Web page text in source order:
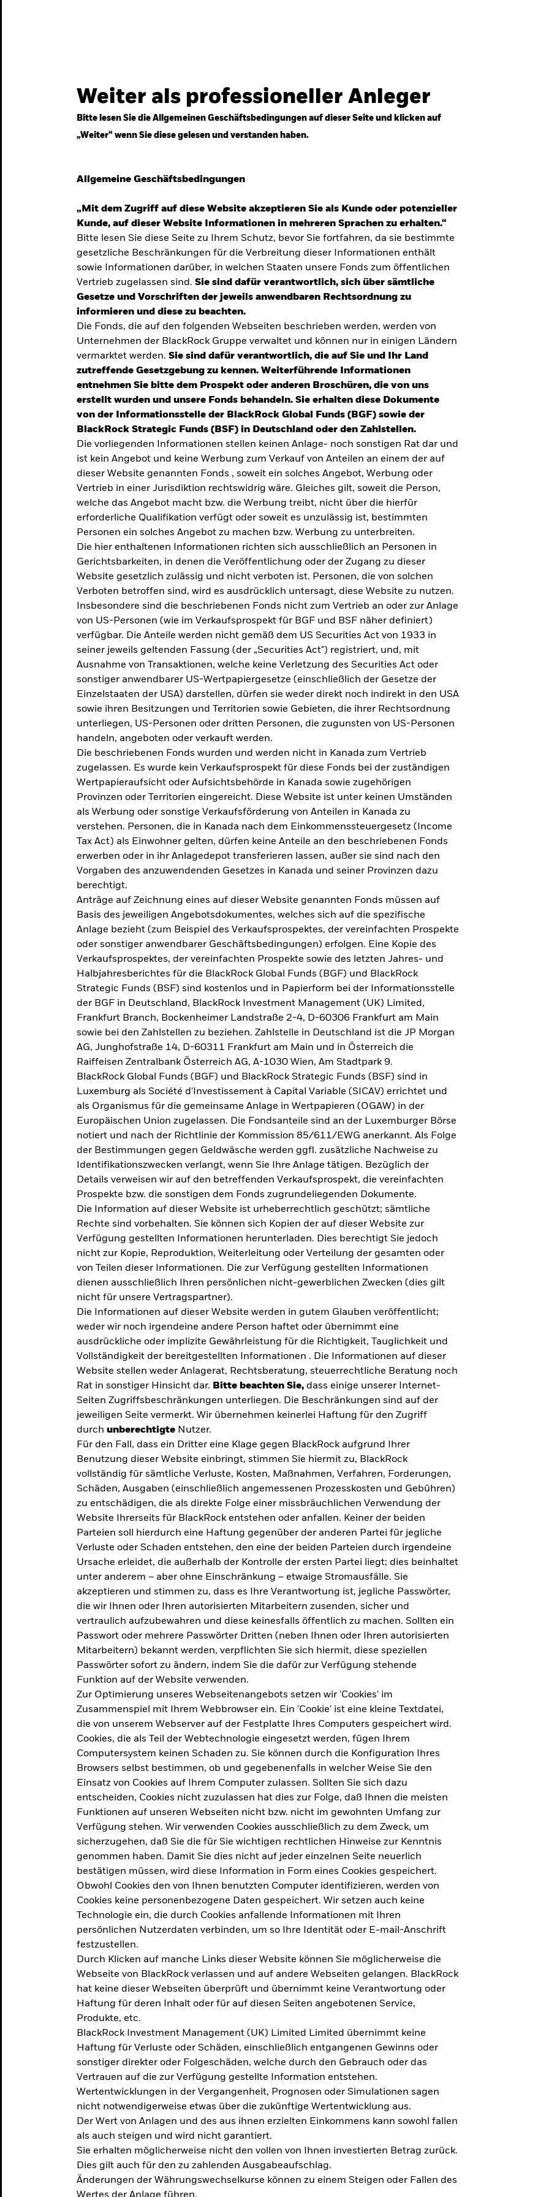
TRENDS & IDEEN
Entdecken Sie unsere
makroökonomischen
Einschätzungen und Anlageideen.
Aktuelle Einschätzungen
UMFRAGE ZUR ALTERSVORSORGE 2025
Realitätscheck Altersvorsorge. Wie
steht es um Ihre Altersvorsorge?
Zu den Ergebnissen
Die
in
das am
verfolgt das
demografische und
Vorschläge, um das
Den Bericht für Deutschland herunterladen
Den Bericht für Europa herunterladen
Weiter als professioneller Anleger
Bitte lesen Sie die Allgemeinen Geschäftsbedingungen auf dieser Seite und klicken auf
„Weiter“ wenn Sie diese gelesen und verstanden haben.
Allgemeine Geschäftsbedingungen
„Mit dem Zugriff auf diese Website akzeptieren Sie als Kunde oder potenzieller
Kunde, auf dieser Website Informationen in mehreren Sprachen zu erhalten.“
Bitte lesen Sie diese Seite zu Ihrem Schutz, bevor Sie fortfahren, da sie bestimmte
gesetzliche Beschränkungen für die Verbreitung dieser Informationen enthält
sowie Informationen darüber, in welchen Staaten unsere Fonds zum öffentlichen
Vertrieb zugelassen sind. Sie sind dafür verantwortlich, sich über sämtliche
Gesetze und Vorschriften der jeweils anwendbaren Rechtsordnung zu
informieren und diese zu beachten.
Die Fonds, die auf den folgenden Webseiten beschrieben werden, werden von
Unternehmen der BlackRock Gruppe verwaltet und können nur in einigen Ländern
vermarktet werden. Sie sind dafür verantwortlich, die auf Sie und Ihr Land
zutreffende Gesetzgebung zu kennen. Weiterführende Informationen
entnehmen Sie bitte dem Prospekt oder anderen Broschüren, die von uns
erstellt wurden und unsere Fonds behandeln. Sie erhalten diese Dokumente
von der Informationsstelle der BlackRock Global Funds (BGF) sowie der
BlackRock Strategic Funds (BSF) in Deutschland oder den Zahlstellen.
Die vorliegenden Informationen stellen keinen Anlage- noch sonstigen Rat dar und
ist kein Angebot und keine Werbung zum Verkauf von Anteilen an einem der auf
dieser Website genannten Fonds , soweit ein solches Angebot, Werbung oder
Vertrieb in einer Jurisdiktion rechtswidrig wäre. Gleiches gilt, soweit die Person,
welche das Angebot macht bzw. die Werbung treibt, nicht über die hierfür
erforderliche Qualifikation verfügt oder soweit es unzulässig ist, bestimmten
Personen ein solches Angebot zu machen bzw. Werbung zu unterbreiten.
Die hier enthaltenen Informationen richten sich ausschließlich an Personen in
Gerichtsbarkeiten, in denen die Veröffentlichung oder der Zugang zu dieser
Website gesetzlich zulässig und nicht verboten ist. Personen, die von solchen
Verboten betroffen sind, wird es ausdrücklich untersagt, diese Website zu nutzen.
Insbesondere sind die beschriebenen Fonds nicht zum Vertrieb an oder zur Anlage
von US-Personen (wie im Verkaufsprospekt für BGF und BSF näher definiert)
verfügbar. Die Anteile werden nicht gemäß dem US Securities Act von 1933 in
seiner jeweils geltenden Fassung (der „Securities Act") registriert, und, mit
Ausnahme von Transaktionen, welche keine Verletzung des Securities Act oder
sonstiger anwendbarer US-Wertpapiergesetze (einschließlich der Gesetze der
Einzelstaaten der USA) darstellen, dürfen sie weder direkt noch indirekt in den USA
sowie ihren Besitzungen und Territorien sowie Gebieten, die ihrer Rechtsordnung
unterliegen, US-Personen oder dritten Personen, die zugunsten von US-Personen
handeln, angeboten oder verkauft werden.
Die beschriebenen Fonds wurden und werden nicht in Kanada zum Vertrieb
zugelassen. Es wurde kein Verkaufsprospekt für diese Fonds bei der zuständigen
Wertpapieraufsicht oder Aufsichtsbehörde in Kanada sowie zugehörigen
Provinzen oder Territorien eingereicht. Diese Website ist unter keinen Umständen
als Werbung oder sonstige Verkaufsförderung von Anteilen in Kanada zu
verstehen. Personen, die in Kanada nach dem Einkommenssteuergesetz (Income
Tax Act) als Einwohner gelten, dürfen keine Anteile an den beschriebenen Fonds
erwerben oder in ihr Anlagedepot transferieren lassen, außer sie sind nach den
Vorgaben des anzuwendenden Gesetzes in Kanada und seiner Provinzen dazu
berechtigt.
Anträge auf Zeichnung eines auf dieser Website genannten Fonds müssen auf
Basis des jeweiligen Angebotsdokumentes, welches sich auf die spezifische
Anlage bezieht (zum Beispiel des Verkaufsprospektes, der vereinfachten Prospekte
oder sonstiger anwendbarer Geschäftsbedingungen) erfolgen. Eine Kopie des
Verkaufsprospektes, der vereinfachten Prospekte sowie des letzten Jahres- und
Halbjahresberichtes für die BlackRock Global Funds (BGF) und BlackRock
Strategic Funds (BSF) sind kostenlos und in Papierform bei der Informationsstelle
der BGF in Deutschland, BlackRock Investment Management (UK) Limited,
Frankfurt Branch, Bockenheimer Landstraße 2-4, D-60306 Frankfurt am Main
sowie bei den Zahlstellen zu beziehen. Zahlstelle in Deutschland ist die JP Morgan
AG, Junghofstraße 14, D-60311 Frankfurt am Main und in Österreich die
Raiffeisen Zentralbank Österreich AG, A-1030 Wien, Am Stadtpark 9.
BlackRock Global Funds (BGF) und BlackRock Strategic Funds (BSF) sind in
Luxemburg als Société d'Investissement à Capital Variable (SICAV) errichtet und
als Organismus für die gemeinsame Anlage in Wertpapieren (OGAW) in der
Europäischen Union zugelassen. Die Fondsanteile sind an der Luxemburger Börse
notiert und nach der Richtlinie der Kommission 85/611/EWG anerkannt. Als Folge
der Bestimmungen gegen Geldwäsche werden ggfl. zusätzliche Nachweise zu
Identifikationszwecken verlangt, wenn Sie Ihre Anlage tätigen. Bezüglich der
Details verweisen wir auf den betreffenden Verkaufsprospekt, die vereinfachten
Prospekte bzw. die sonstigen dem Fonds zugrundeliegenden Dokumente.
Die Information auf dieser Website ist urheberrechtlich geschützt; sämtliche
Rechte sind vorbehalten. Sie können sich Kopien der auf dieser Website zur
Verfügung gestellten Informationen herunterladen. Dies berechtigt Sie jedoch
nicht zur Kopie, Reproduktion, Weiterleitung oder Verteilung der gesamten oder
von Teilen dieser Informationen. Die zur Verfügung gestellten Informationen
dienen ausschließlich Ihren persönlichen nicht-gewerblichen Zwecken (dies gilt
nicht für unsere Vertragspartner).
Die Informationen auf dieser Website werden in gutem Glauben veröffentlicht;
weder wir noch irgendeine andere Person haftet oder übernimmt eine
ausdrückliche oder implizite Gewährleistung für die Richtigkeit, Tauglichkeit und
Vollständigkeit der bereitgestellten Informationen . Die Informationen auf dieser
Website stellen weder Anlagerat, Rechtsberatung, steuerrechtliche Beratung noch
Rat in sonstiger Hinsicht dar. Bitte beachten Sie, dass einige unserer Internet-
Seiten Zugriffsbeschränkungen unterliegen. Die Beschränkungen sind auf der
jeweiligen Seite vermerkt. Wir übernehmen keinerlei Haftung für den Zugriff
durch unberechtigte Nutzer.
Für den Fall, dass ein Dritter eine Klage gegen BlackRock aufgrund Ihrer
Benutzung dieser Website einbringt, stimmen Sie hiermit zu, BlackRock
vollständig für sämtliche Verluste, Kosten, Maßnahmen, Verfahren, Forderungen,
Schäden, Ausgaben (einschließlich angemessenen Prozesskosten und Gebühren)
zu entschädigen, die als direkte Folge einer missbräuchlichen Verwendung der
Website Ihrerseits für BlackRock entstehen oder anfallen. Keiner der beiden
Parteien soll hierdurch eine Haftung gegenüber der anderen Partei für jegliche
Verluste oder Schaden entstehen, den eine der beiden Parteien durch irgendeine
Ursache erleidet, die außerhalb der Kontrolle der ersten Partei liegt; dies beinhaltet
unter anderem – aber ohne Einschränkung – etwaige Stromausfälle. Sie
akzeptieren und stimmen zu, dass es Ihre Verantwortung ist, jegliche Passwörter,
die wir Ihnen oder Ihren autorisierten Mitarbeitern zusenden, sicher und
vertraulich aufzubewahren und diese keinesfalls öffentlich zu machen. Sollten ein
Passwort oder mehrere Passwörter Dritten (neben Ihnen oder Ihren autorisierten
Mitarbeitern) bekannt werden, verpflichten Sie sich hiermit, diese speziellen
Passwörter sofort zu ändern, indem Sie die dafür zur Verfügung stehende
Funktion auf der Website verwenden.
Zur Optimierung unseres Webseitenangebots setzen wir 'Cookies' im
Zusammenspiel mit Ihrem Webbrowser ein. Ein 'Cookie' ist eine kleine Textdatei,
die von unserem Webserver auf der Festplatte Ihres Computers gespeichert wird.
Cookies, die als Teil der Webtechnologie eingesetzt werden, fügen Ihrem
Computersystem keinen Schaden zu. Sie können durch die Konfiguration Ihres
Browsers selbst bestimmen, ob und gegebenenfalls in welcher Weise Sie den
Einsatz von Cookies auf Ihrem Computer zulassen. Sollten Sie sich dazu
entscheiden, Cookies nicht zuzulassen hat dies zur Folge, daß Ihnen die meisten
Funktionen auf unseren Webseiten nicht bzw. nicht im gewohnten Umfang zur
Verfügung stehen. Wir verwenden Cookies ausschließlich zu dem Zweck, um
sicherzugehen, daß Sie die für Sie wichtigen rechtlichen Hinweise zur Kenntnis
genommen haben. Damit Sie dies nicht auf jeder einzelnen Seite neuerlich
bestätigen müssen, wird diese Information in Form eines Cookies gespeichert.
Obwohl Cookies den von Ihnen benutzten Computer identifizieren, werden von
Cookies keine personenbezogene Daten gespeichert. Wir setzen auch keine
Technologie ein, die durch Cookies anfallende Informationen mit Ihren
persönlichen Nutzerdaten verbinden, um so Ihre Identität oder E-mail-Anschrift
festzustellen.
Durch Klicken auf manche Links dieser Website können Sie möglicherweise die
Webseite von BlackRock verlassen und auf andere Webseiten gelangen. BlackRock
hat keine dieser Webseiten überprüft und übernimmt keine Verantwortung oder
Haftung für deren Inhalt oder für auf diesen Seiten angebotenen Service,
Produkte, etc.
BlackRock Investment Management (UK) Limited Limited übernimmt keine
Haftung für Verluste oder Schäden, einschließlich entgangenen Gewinns oder
sonstiger direkter oder Folgeschäden, welche durch den Gebrauch oder das
Vertrauen auf die zur Verfügung gestellte Information entstehen.
Wertentwicklungen in der Vergangenheit, Prognosen oder Simulationen sagen
nicht notwendigerweise etwas über die zukünftige Wertentwicklung aus.
Der Wert von Anlagen und des aus ihnen erzielten Einkommens kann sowohl fallen
als auch steigen und wird nicht garantiert.
Sie erhalten möglicherweise nicht den vollen von Ihnen investierten Betrag zurück.
Dies gilt auch für den zu zahlenden Ausgabeaufschlag.
Änderungen der Währungswechselkurse können zu einem Steigen oder Fallen des